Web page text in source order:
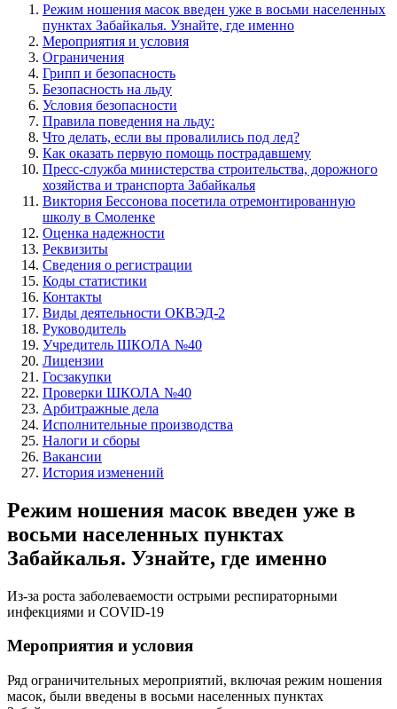
Режим ношения масок введен уже в восьми населенных
пунктах Забайкалья. Узнайте, где именно
Мероприятия и условия
Ограничения
Грипп и безопасность
Безопасность на льду
Условия безопасности
Правила поведения на льду:
Что делать, если вы провалились под лед?
Как оказать первую помощь пострадавшему
Пресс-служба министерства строительства, дорожного
хозяйства и транспорта Забайкалья
Виктория Бессонова посетила отремонтированную
школу в Смоленке
Оценка надежности
Реквизиты
Сведения о регистрации
Коды статистики
Контакты
Виды деятельности ОКВЭД-2
Руководитель
Учредитель ШКОЛА №40
Лицензии
Госзакупки
Проверки ШКОЛА №40
Арбитражные дела
Исполнительные производства
Налоги и сборы
Вакансии
История изменений
Режим ношения масок введен уже в
восьми населенных пунктах
Забайкалья. Узнайте, где именно
Из-за роста заболеваемости острыми респираторными
инфекциями и COVID-19
Мероприятия и условия
Ряд ограничительных мероприятий, включая режим ношения
масок, были введены в восьми населенных пунктах